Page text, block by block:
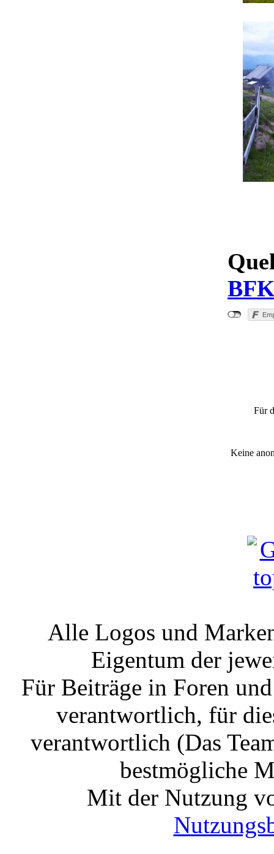
Für
Keine
Alle Logos und
Eigentum der
Für Beiträge in Foren
verantwortlich, für
verantwortlich (Das
bestmögliche
Mit der Nutzung